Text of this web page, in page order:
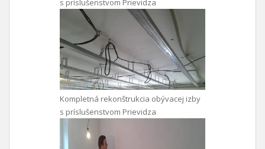
s príslušenstvom Prievidza
Kompletná rekonštrukcia obývacej izby
s príslušenstvom Prievidza